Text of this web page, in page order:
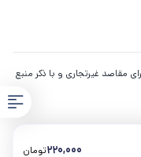
220,000تومان
مقاصد غیرتجاری و با ذکر منبع